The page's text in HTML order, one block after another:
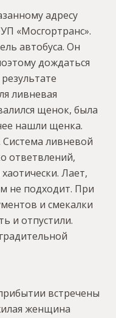
адресу
«Мосгортранс».
автобуса. Он
дождаться
ливневая
щенок, была
нашли щенка.
ливневой
ответвлений,
Лает,
не подходит. При
и смекалки
и отпустили.
встречены
женщина